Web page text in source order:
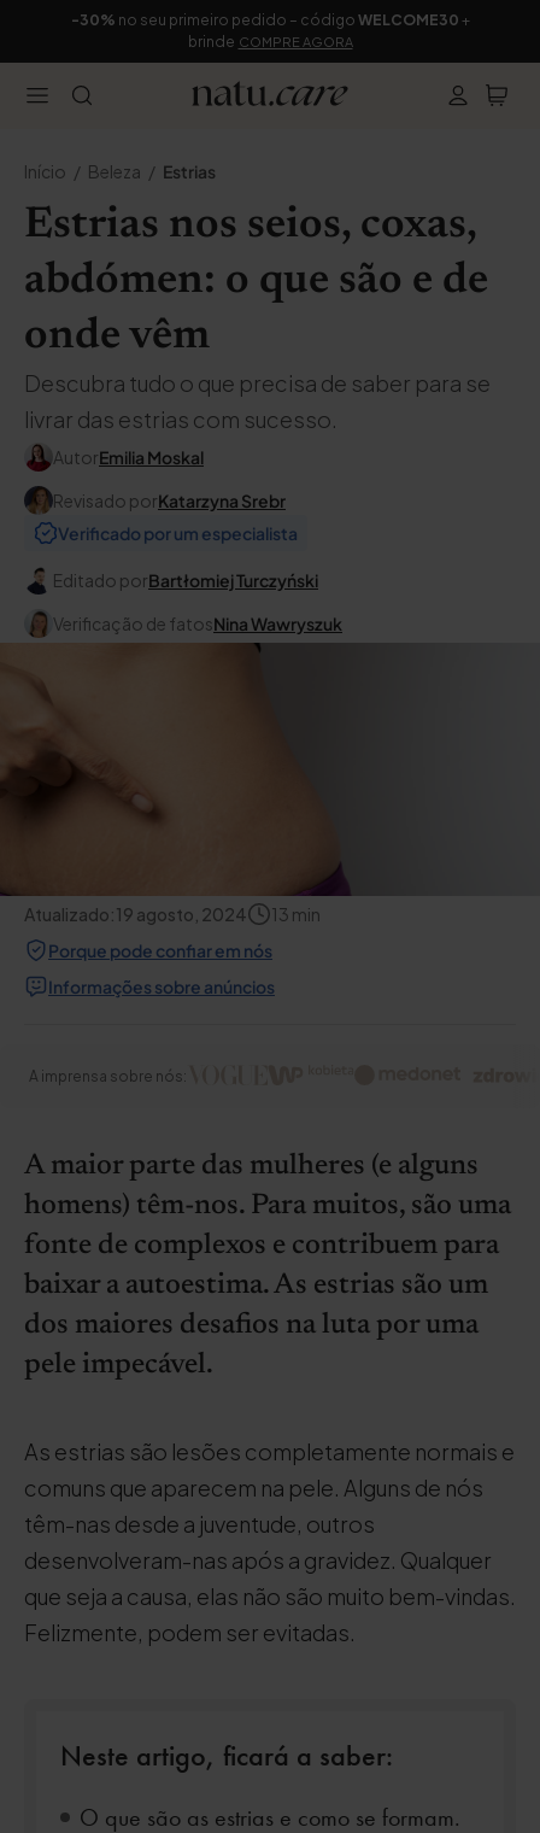
-30% no seu primeiro pedido – código WELCOME30 +
brinde COMPRE AGORA
Início Beleza Estrias
Estrias nos seios, coxas,
abdómen: o que são e de
onde vêm
Descubra tudo o que precisa de saber para se
livrar das estrias com sucesso.
AutorEmilia Moskal
Revisado porKatarzyna Srebr
Verificado por um especialista
Editado porBartłomiej Turczyński
Verificação de fatosNina Wawryszuk
Atualizado:19 agosto, 2024 13 min
Porque pode confiar em nós
Informações sobre anúncios
A imprensa sobre nós:
A maior parte das mulheres (e alguns
homens) têm-nos. Para muitos, são uma
fonte de complexos e contribuem para
baixar a autoestima. As estrias são um
dos maiores desafios na luta por uma
pele impecável.
As estrias são lesões completamente normais e
comuns que aparecem na pele. Alguns de nós
têm-nas desde a juventude, outros
desenvolveram-nas após a gravidez. Qualquer
que seja a causa, elas não são muito bem-vindas.
Felizmente, podem ser evitadas.
Neste artigo, ficará a saber:
O que são as estrias e como se formam.